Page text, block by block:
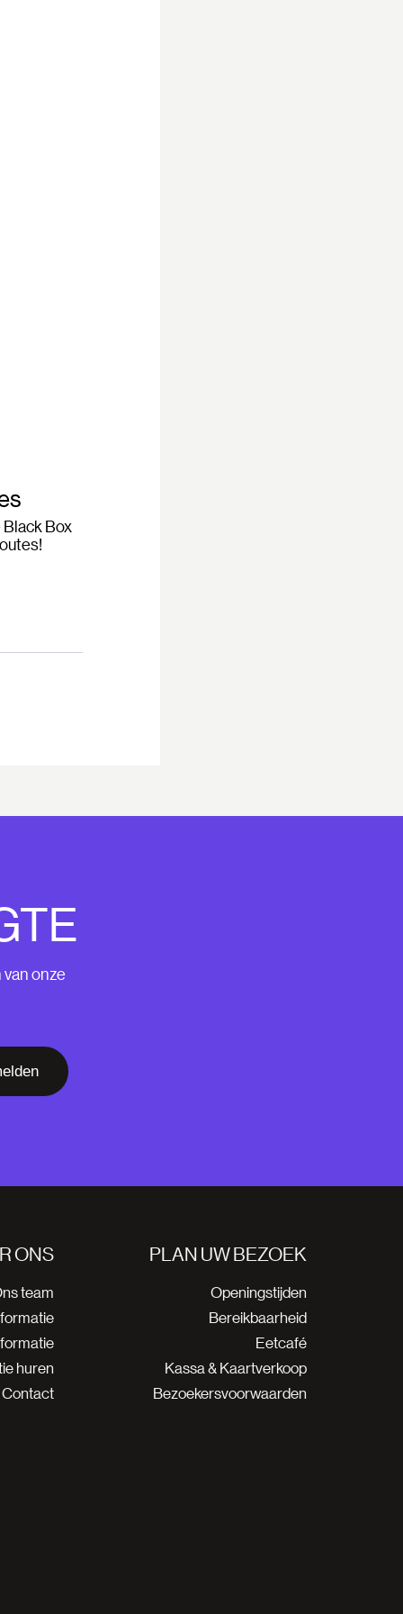
Box
onze
PLAN UW BEZOEK
Openingstijden
Bereikbaarheid
Eetcafé
Kassa & Kaartverkoop
Bezoekersvoorwaarden
ONS
team
huren
Contact